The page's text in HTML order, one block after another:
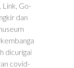
Link, Go-
dan
dicurigai
covid-